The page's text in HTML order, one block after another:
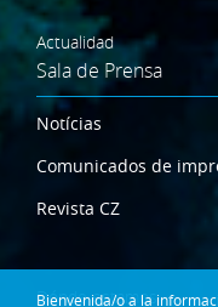
Bienvenida/o a la
Actualidad
Sala de Prensa
Notícias
Comunicados de
Revista CZ
Dónde estamos